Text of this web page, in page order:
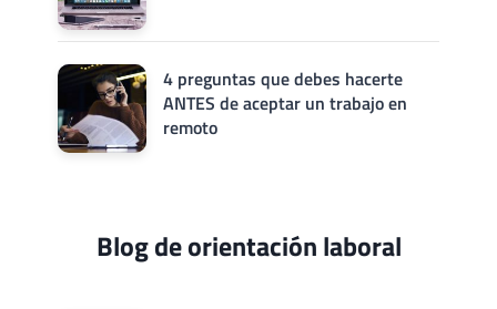
4 preguntas que debes hacerte
ANTES de aceptar un trabajo en
remoto
Blog de orientación laboral